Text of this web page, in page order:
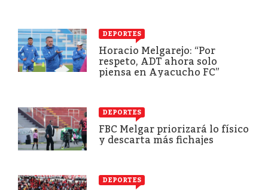
DEPORTES
Horacio Melgarejo: “Por
respeto, ADT ahora solo
piensa en Ayacucho FC”
DEPORTES
FBC Melgar priorizará lo físico
y descarta más fichajes
DEPORTES